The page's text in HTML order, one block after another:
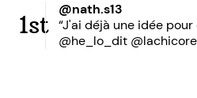
1st
@nath.s13
“J'ai déjà une idée
@he_lo_dit